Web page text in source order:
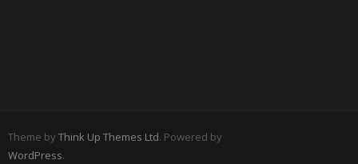
Theme by Think Up Themes Ltd. Powered by
WordPress.